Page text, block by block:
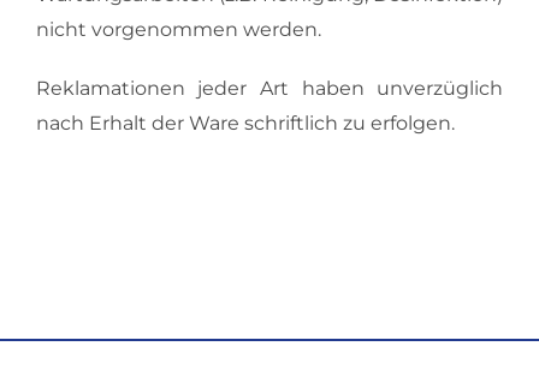
nicht vorgenommen werden.
Reklamationen jeder Art haben unverzüglich
nach Erhalt der Ware schriftlich zu erfolgen.